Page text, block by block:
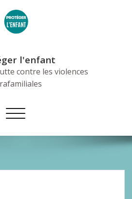
l'enfant
contre les violences
Afficher/masquer
la